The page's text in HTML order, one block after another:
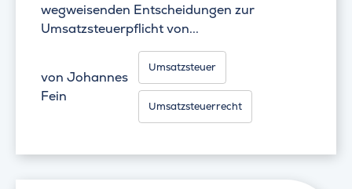
wegweisenden Entscheidungen zur
Umsatzsteuerpflicht von...
von Johannes
Fein
Umsatzsteuer
Umsatzsteuerrecht